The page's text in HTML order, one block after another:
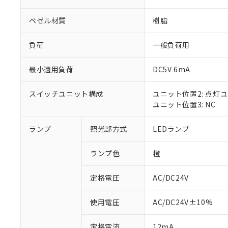
ベゼル材質 樹脂
負荷 一般負荷用
最小適用負荷 DC5V 6mA
スイッチユニット構成
ユニット位置2: 点灯
ユニット位置3: NC
ランプ 照光部方式 LEDランプ
ランプ色 橙
定格電圧 AC/DC24V
使用電圧 AC/DC24V±10%
ご利用条件
以下の条件をお
※1 対応状況
対応予定：EU
対応予定なし：
調査・確認中：
非該当品：ライセ
※1 中国